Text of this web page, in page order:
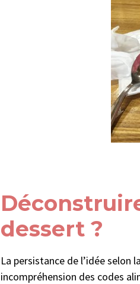
dessert ?
La persistance de l’idée selon
incompréhension des codes